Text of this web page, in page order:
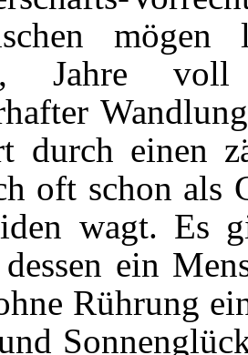
mögen
Jahre voll
durch einen
oft schon als
wagt. Es
ein
Rührung